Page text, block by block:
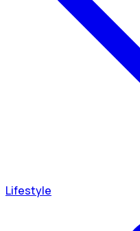
Lifestyle